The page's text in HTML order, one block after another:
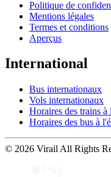
Politique de
Mentions légales
Termes et conditions
Aperçus
International
Bus internationaux
Vols internationaux
Horaires des trains à
Horaires des bus à
© 2026 Virail All Rights